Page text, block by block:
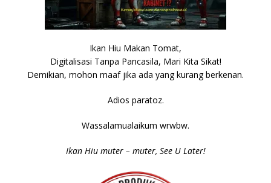
Ikan Hiu Makan Tomat,
Digitalisasi Tanpa Pancasila, Mari Kita Sikat!
Demikian, mohon maaf jika ada yang kurang berkenan.
Adios paratoz.
Wassalamualaikum wrwbw.
Ikan Hiu muter – muter, See U Later!